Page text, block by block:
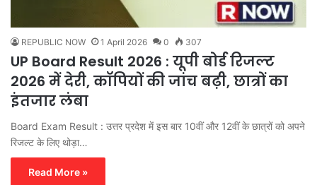
REPUBLIC NOW 1 April 2026 0 307
UP Board Result 2026 : यूपी बोर्ड रिजल्ट
2026 में देरी, कॉपियों की जांच बढ़ी, छात्रों का
इंतजार लंबा
Board Exam Result : उत्तर प्रदेश में इस बार 10वीं और 12वीं के छात्रों को अपने
रिजल्ट के लिए थोड़ा…
Read More »